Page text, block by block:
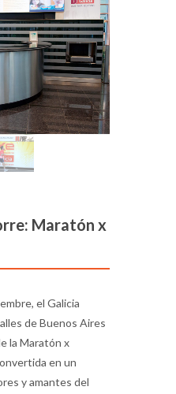
Maratón x
el Galicia
de Buenos Aires
la Maratón x
en un
y amantes del